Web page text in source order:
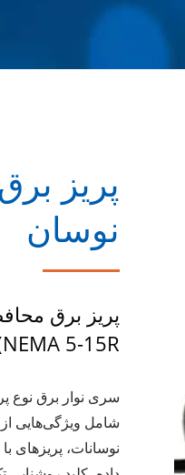
پریز
نوسان
پریز برق
NEMA 5-15R)
شامل ویژگی‌هایی
نوسانات، پریزهای